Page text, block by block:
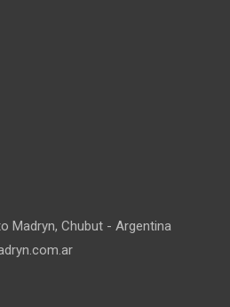
Madryn, Chubut - Argentina